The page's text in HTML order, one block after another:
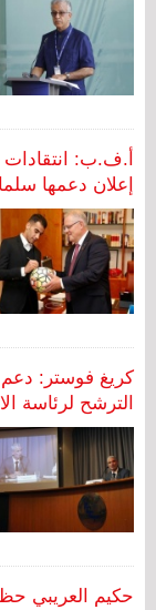
أ.ف.ب: انتقادات
إعلان دعمها
كريغ فوستر: دعم
الترشح لرئاسة
حكيم العريبي